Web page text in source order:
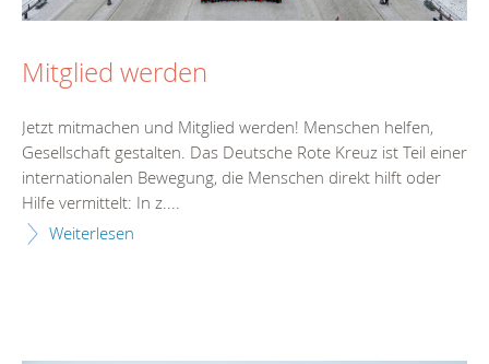
Mitglied werden
Jetzt mitmachen und Mitglied werden! Menschen helfen,
Gesellschaft gestalten. Das Deutsche Rote Kreuz ist Teil einer
internationalen Bewegung, die Menschen direkt hilft oder
Hilfe vermittelt: In z....
Weiterlesen